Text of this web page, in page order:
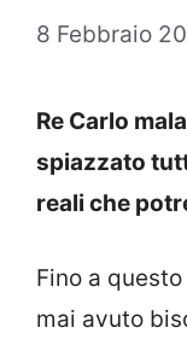
8 Febbraio
Re Carlo
spiazzato
reali che
Fino a
mai avuto